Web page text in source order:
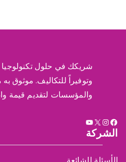
شريكك في حلول تكنولوجيا
وتوفيراً للتكاليف. موثوق
والمؤسسات لتقديم قيمة
فيسبوك
إنستجرام
X يوتيوبالشركة